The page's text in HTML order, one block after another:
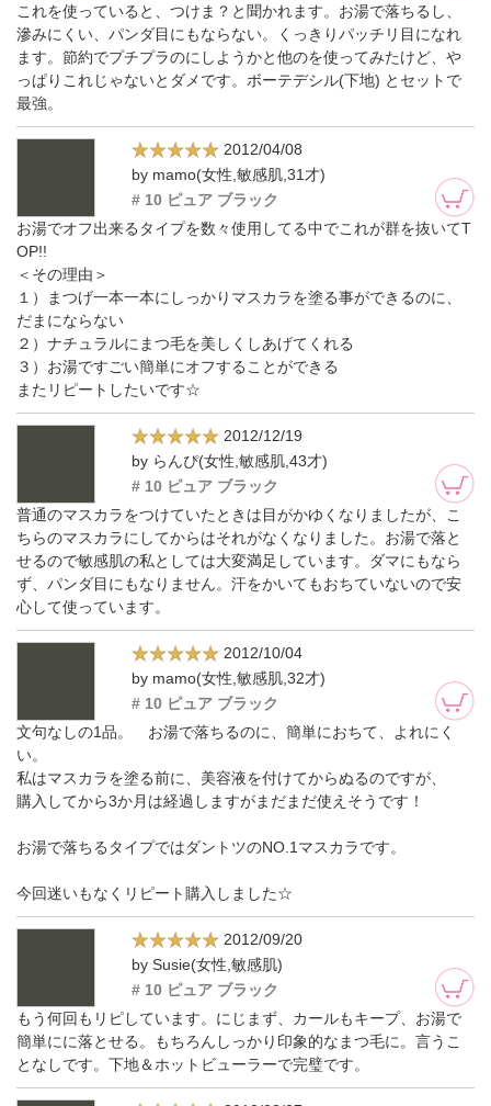
これを使っていると、つけま？と聞かれます。お湯で落ちるし、
滲みにくい、パンダ目にもならない。くっきりパッチリ目になれ
ます。節約でプチプラのにしようかと他のを使ってみたけど、や
っぱりこれじゃないとダメです。ボーテデシル(下地) とセットで
最強。
2012/04/08
by mamo(女性,敏感肌,31才)
# 10 ピュア ブラック
お湯でオフ出来るタイプを数々使用してる中でこれが群を抜いてT
OP!!
＜その理由＞
１）まつげ一本一本にしっかりマスカラを塗る事ができるのに、
だまにならない
２）ナチュラルにまつ毛を美しくしあげてくれる
３）お湯ですごい簡単にオフすることができる
またリピートしたいです☆
2012/12/19
by らんぴ(女性,敏感肌,43才)
# 10 ピュア ブラック
普通のマスカラをつけていたときは目がかゆくなりましたが、こ
ちらのマスカラにしてからはそれがなくなりました。お湯で落と
せるので敏感肌の私としては大変満足しています。ダマにもなら
ず、パンダ目にもなりません。汗をかいてもおちていないので安
心して使っています。
2012/10/04
by mamo(女性,敏感肌,32才)
# 10 ピュア ブラック
文句なしの1品。 お湯で落ちるのに、簡単におちて、よれにく
い。
私はマスカラを塗る前に、美容液を付けてからぬるのですが、
購入してから3か月は経過しますがまだまだ使えそうです！
お湯で落ちるタイプではダントツのNO.1マスカラです。
今回迷いもなくリピート購入しました☆
2012/09/20
by Susie(女性,敏感肌)
# 10 ピュア ブラック
もう何回もリピしています。にじまず、カールもキープ、お湯で
簡単にに落とせる。もちろんしっかり印象的なまつ毛に。言うこ
となしです。下地＆ホットビューラーで完璧です。